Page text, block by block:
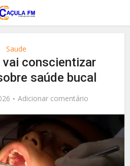
Saude
conscientizar
saúde bucal
Adicionar comentário